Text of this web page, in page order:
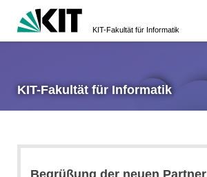
KIT-Fakultät für Informatik
KIT-Fakultät für Informatik
Begrüßung der neuen Partner